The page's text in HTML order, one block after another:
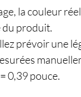
la couleur
du produit.
prévoir une
0,39 pouce.